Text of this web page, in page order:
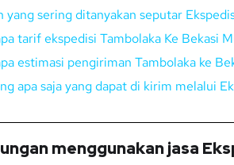
yang sering ditanyakan seputar
tarif ekspedisi Tambolaka Ke Bekasi
estimasi pengiriman Tambolaka ke
apa saja yang dapat di kirim melalui
menggunakan jasa